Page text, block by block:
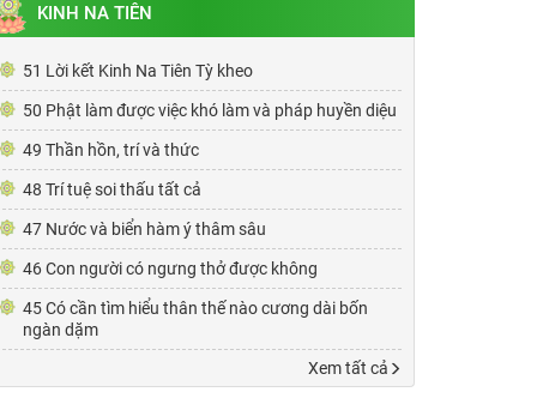
KINH NA TIÊN
51 Lời kết Kinh Na Tiên Tỳ kheo
50 Phật làm được việc khó làm và pháp huyền diệu
49 Thần hồn, trí và thức
48 Trí tuệ soi thấu tất cả
47 Nước và biển hàm ý thâm sâu
46 Con người có ngưng thở được không
45 Có cần tìm hiểu thân thế nào cương dài bốn
ngàn dặm
Xem tất cả